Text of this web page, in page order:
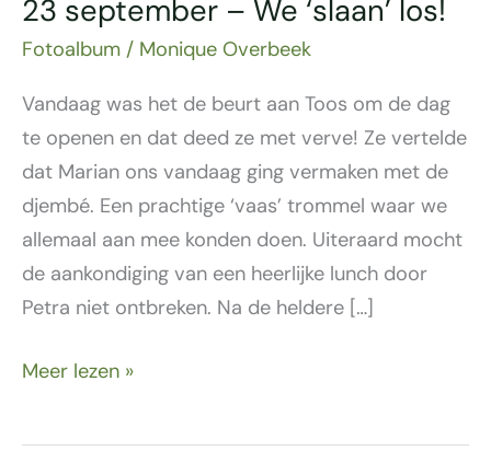
23 september – We ‘slaan’ los!
Fotoalbum / Monique Overbeek
Vandaag was het de beurt aan Toos om de dag
te openen en dat deed ze met verve! Ze vertelde
dat Marian ons vandaag ging vermaken met de
djembé. Een prachtige ‘vaas’ trommel waar we
allemaal aan mee konden doen. Uiteraard mocht
de aankondiging van een heerlijke lunch door
Petra niet ontbreken. Na de heldere […]
Meer lezen »